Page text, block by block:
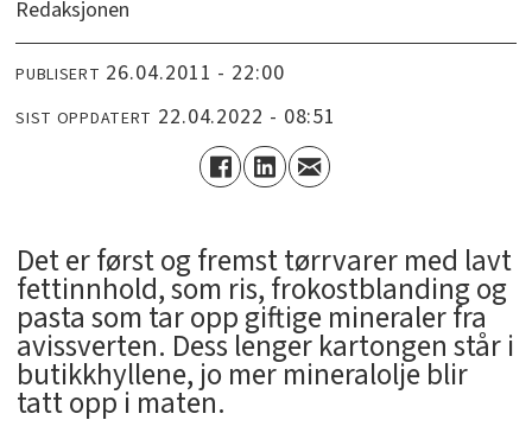
Redaksjonen
PUBLISERT 26.04.2011 - 22:00
SIST OPPDATERT 22.04.2022 - 08:51
Det er først og fremst tørrvarer med lavt
fettinnhold, som ris, frokostblanding og
pasta som tar opp giftige mineraler fra
avissverten. Dess lenger kartongen står i
butikkhyllene, jo mer mineralolje blir
tatt opp i maten.